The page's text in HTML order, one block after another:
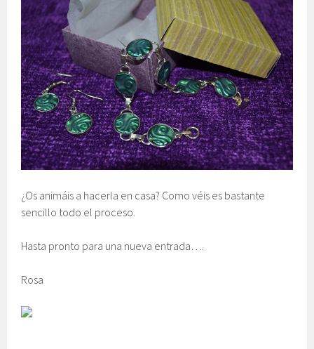
¿Os animáis a hacerla en casa? Como véis es bastante
sencillo todo el proceso.
Hasta pronto para una nueva entrada….
Rosa